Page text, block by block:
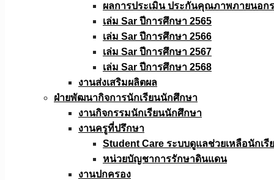
ผลการประเมิน ประกันคุณภาพภายนอก
เล่ม Sar ปีการศึกษา 2565
เล่ม Sar ปีการศึกษา 2566
เล่ม Sar ปีการศึกษา 2567
เล่ม Sar ปีการศึกษา 2568
งานส่งเสริมผลิตผล
ฝ่ายพัฒนากิจการนักเรียนนักศึกษา
งานกิจกรรมนักเรียนนักศึกษา
งานครูที่ปรึกษา
Student Care ระบบดูแลช่วยเหลือนักเรี
หน่วยบัญชาการรักษาดินแดน
งานปกครอง